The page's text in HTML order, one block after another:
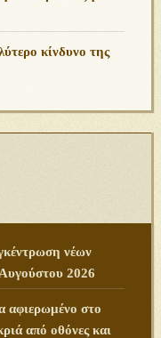
κίνδυνο της
νέων
2026
αφιερωμένο στο
από οθόνες και